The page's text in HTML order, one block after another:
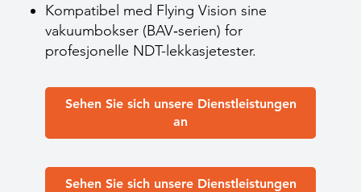
Kompatibel med Flying Vision sine
vakuumbokser (BAV‑serien) for
profesjonelle NDT-lekkasjetester.
Sehen Sie sich unsere Dienstleistungen
an
Sehen Sie sich unsere Dienstleistungen